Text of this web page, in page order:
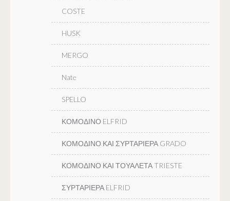
COSTE
HUSK
MERGO
Nate
SPELLO
ΚΟΜΟΔΙΝΟ ELFRID
ΚΟΜΟΔΙΝΟ ΚΑΙ ΣΥΡΤΑΡΙΕΡΑ GRADO
ΚΟΜΟΔΙΝΟ ΚΑΙ ΤΟΥΑΛΕΤΑ TRIESTE
ΣΥΡΤΑΡΙΕΡΑ ELFRID